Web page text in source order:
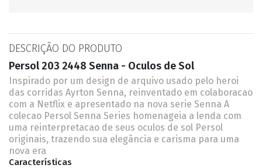
DESCRIÇÃO DO PRODUTO
Persol 203 2448 Senna - Oculos de Sol
Inspirado por um design de arquivo usado pelo heroi
das corridas Ayrton Senna, reinventado em colaboracao
com a Netflix e apresentado na nova serie Senna A
colecao Persol Senna Series homenageia a lenda com
uma reinterpretacao de seus oculos de sol Persol
originais, trazendo sua elegância e carisma para uma
nova era
Características